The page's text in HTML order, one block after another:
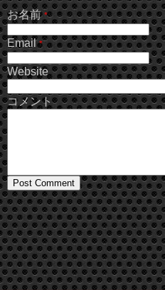
お名前 *
Email *
Website
コメント